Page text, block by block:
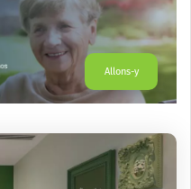
Allons-y